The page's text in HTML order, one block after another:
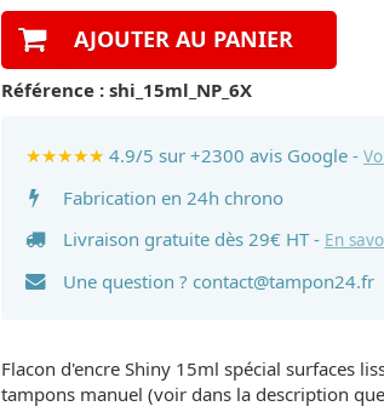
AJOUTER AU PANIER
Référence : shi_15ml_NP_6X
★★★★★ 4.9/5 sur +2300 avis Google -
Fabrication en 24h chrono
Livraison gratuite dès 29€ HT - En
Une question ? contact@tampon24.fr
Flacon d'encre Shiny 15ml spécial surfaces
tampons manuel (voir dans la description